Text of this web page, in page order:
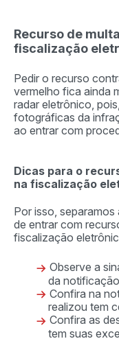
Recurso de
fiscalização
Pedir o recurso
vermelho fica ainda
radar eletrônico,
fotográficas da
ao entrar com
Dicas para o
na fiscalização
Por isso,
de entrar com
fiscalização
Observe a
da
Confira na
realizou tem
Confira as
tem suas